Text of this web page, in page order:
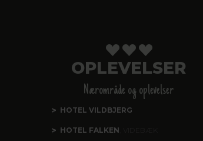
OPLEVELSER
Nærområde og oplevelser
HOTEL VILDBJERG
HOTEL FALKEN